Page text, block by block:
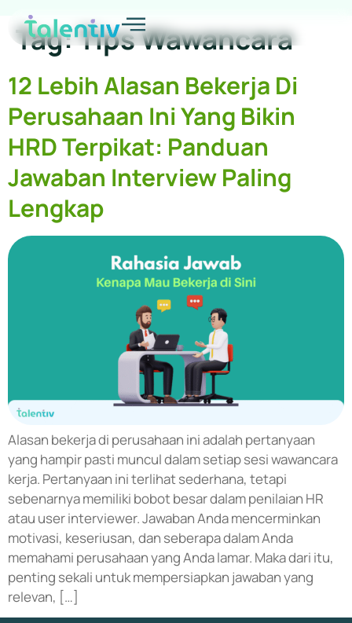
Tag:Tips Wawancara
12 Lebih Alasan Bekerja Di
Perusahaan Ini Yang Bikin
HRD Terpikat: Panduan
Jawaban Interview Paling
Lengkap
Alasan bekerja di perusahaan ini adalah pertanyaan
yang hampir pasti muncul dalam setiap sesi wawancara
kerja. Pertanyaan ini terlihat sederhana, tetapi
sebenarnya memiliki bobot besar dalam penilaian HR
atau user interviewer. Jawaban Anda mencerminkan
motivasi, keseriusan, dan seberapa dalam Anda
memahami perusahaan yang Anda lamar. Maka dari itu,
penting sekali untuk mempersiapkan jawaban yang
relevan, […]